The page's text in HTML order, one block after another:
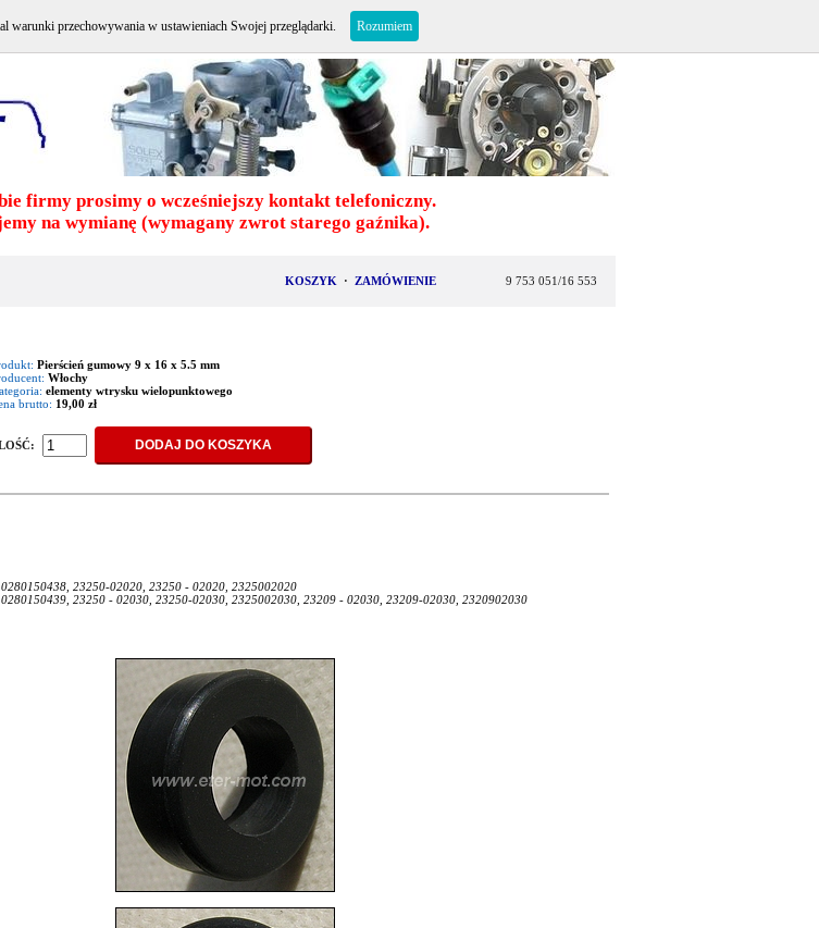
firmy prosimy o wcześniejszy kontakt telefoniczny.
na wymianę (wymagany zwrot starego gaźnika).
KOSZYK · ZAMÓWIENIE 9 753 051/16 553
Pierścień gumowy 9 x 16 x 5.5 mm
Włochy
elementy wtrysku wielopunktowego
brutto: 19,00 zł
23250-02020, 23250 - 02020, 2325002020
23250 - 02030, 23250-02030, 2325002030, 23209 - 02030, 23209-02030, 2320902030
warunki przechowywania w ustawieniach Swojej przeglądarki. Rozumiem